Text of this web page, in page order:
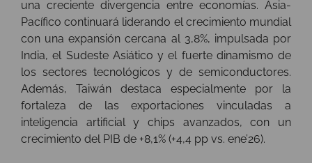
una creciente divergencia entre economías. Asia-
Pacífico continuará liderando el crecimiento mundial
con una expansión cercana al 3,8%, impulsada por
India, el Sudeste Asiático y el fuerte dinamismo de
los sectores tecnológicos y de semiconductores.
Además, Taiwán destaca especialmente por la
fortaleza de las exportaciones vinculadas a
inteligencia artificial y chips avanzados, con un
crecimiento del PIB de +8,1% (+4,4 pp vs. ene’26).